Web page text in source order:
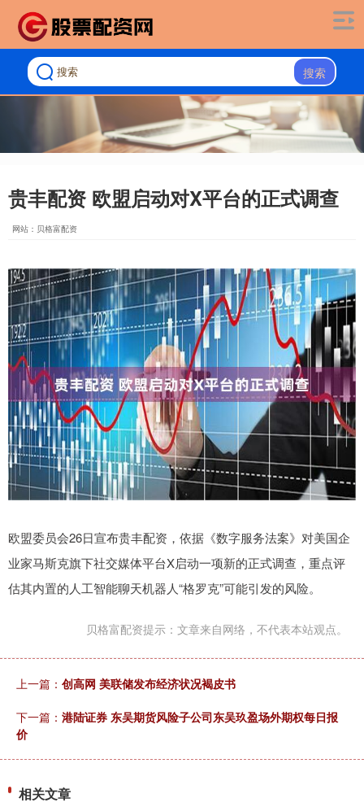
搜索
贵丰配资 欧盟启动对X平台的正式调查
网站：贝格富配资
欧盟委员会26日宣布贵丰配资，依据《数字服务法案》对美国企
业家马斯克旗下社交媒体平台X启动一项新的正式调查，重点评
估其内置的人工智能聊天机器人“格罗克”可能引发的风险。
贝格富配资提示：文章来自网络，不代表本站观点。
上一篇： 创高网 美联储发布经济状况褐皮书
下一篇： 港陆证券 东吴期货风险子公司东吴玖盈场外期权每日报
价
相关文章